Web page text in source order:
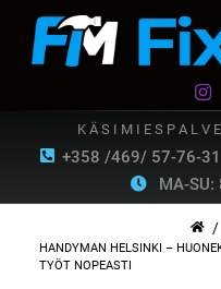
+358 /469/ 57-76-31
K Ä S I M I E S P A L V
MA-
/
HANDYMAN HELSINKI –
TYÖT NOPEASTI